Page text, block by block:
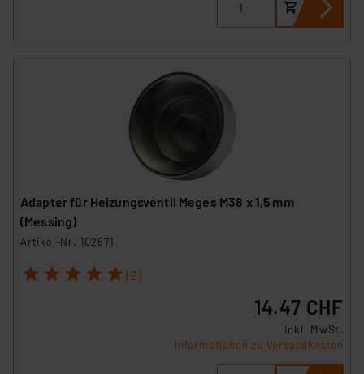
Adapter für Heizungsventil Meges M38 x 1,5 mm
(Messing)
Artikel-Nr. 102671
1 2 3 4 5 (2)
14.47 CHF
inkl. MwSt.
Informationen zu Versandkosten